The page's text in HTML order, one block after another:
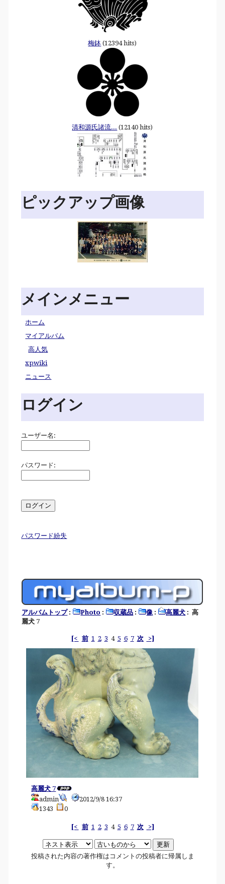
梅鉢 (12394 hits)
清和源氏諸流... (12140 hits)
ピックアップ画像
メインメニュー
ホーム
マイアルバム
高人気
xpwiki
ニュース
ログイン
ユーザー名:
パスワード:
パスワード紛失
アルバムトップ: Photo : 収蔵品 : 像 : 高麗犬 : 高
麗犬 7
[< 前 1 2 3 4 5 6 7 次 >]
高麗犬 7
admin
2012/9/8 16:37
1343
0
[< 前 1 2 3 4 5 6 7 次 >]
投稿された内容の著作権はコメントの投稿者に帰属しま
す。